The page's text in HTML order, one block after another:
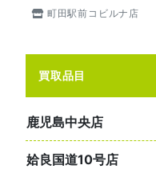
町田駅前コビルナ店
買取品目
鹿児島中央店
姶良国道10号店